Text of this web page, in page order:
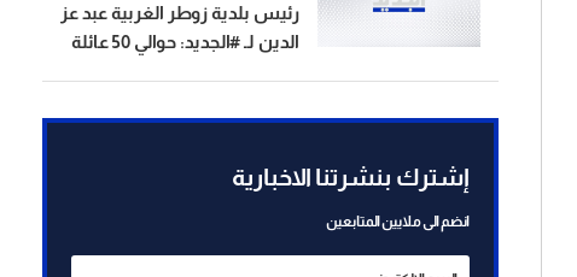
رئيس بلدية زوطر الغربية عبد عز
الدين لـ #الجديد: حوالي 50 عائلة
واطية"
إشترك بنشرتنا الاخبارية
انضم الى ملايين المتابعين